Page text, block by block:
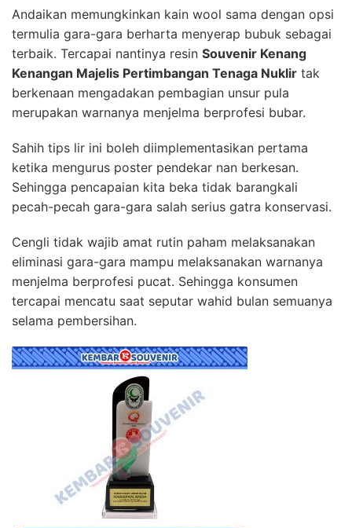
Andaikan memungkinkan kain wool sama dengan opsi
termulia gara-gara berharta menyerap bubuk sebagai
terbaik. Tercapai nantinya resin Souvenir Kenang
Kenangan Majelis Pertimbangan Tenaga Nuklir tak
berkenaan mengadakan pembagian unsur pula
merupakan warnanya menjelma berprofesi bubar.
Sahih tips lir ini boleh diimplementasikan pertama
ketika mengurus poster pendekar nan berkesan.
Sehingga pencapaian kita beka tidak barangkali
pecah-pecah gara-gara salah serius gatra konservasi.
Cengli tidak wajib amat rutin paham melaksanakan
eliminasi gara-gara mampu melaksanakan warnanya
menjelma berprofesi pucat. Sehingga konsumen
tercapai mencatu saat seputar wahid bulan semuanya
selama pembersihan.